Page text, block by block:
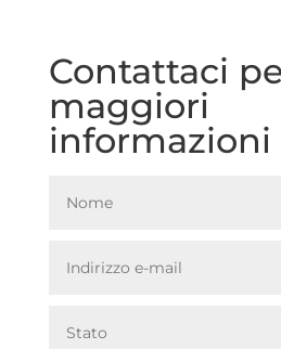
Contattaci
maggiori
informazioni